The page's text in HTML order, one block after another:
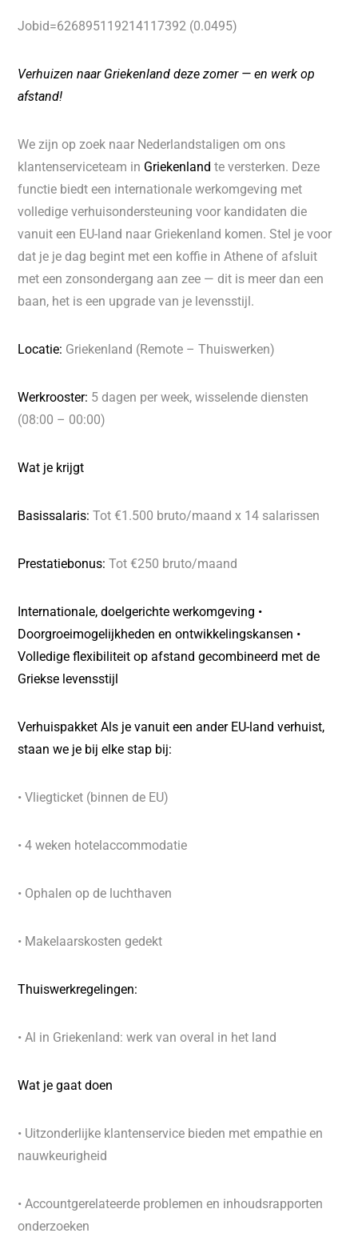
Jobid=626895119214117392 (0.0495)
Verhuizen naar Griekenland deze zomer — en werk op
afstand!
We zijn op zoek naar Nederlandstaligen om ons
klantenserviceteam in Griekenland te versterken. Deze
functie biedt een internationale werkomgeving met
volledige verhuisondersteuning voor kandidaten die
vanuit een EU-land naar Griekenland komen. Stel je voor
dat je je dag begint met een koffie in Athene of afsluit
met een zonsondergang aan zee — dit is meer dan een
baan, het is een upgrade van je levensstijl.
Locatie: Griekenland (Remote – Thuiswerken)
Werkrooster: 5 dagen per week, wisselende diensten
(08:00 – 00:00)
Wat je krijgt
Basissalaris:Tot €1.500 bruto/maand x 14 salarissen
Prestatiebonus:Tot €250 bruto/maand
Internationale, doelgerichte werkomgeving •
Doorgroeimogelijkheden en ontwikkelingskansen •
Volledige flexibiliteit op afstand gecombineerd met de
Griekse levensstijl
Verhuispakket Als je vanuit een ander EU-land verhuist,
staan we je bij elke stap bij:
• Vliegticket (binnen de EU)
• 4 weken hotelaccommodatie
• Ophalen op de luchthaven
• Makelaarskosten gedekt
Thuiswerkregelingen:
• Al in Griekenland: werk van overal in het land
Wat je gaat doen
• Uitzonderlijke klantenservice bieden met empathie en
nauwkeurigheid
• Accountgerelateerde problemen en inhoudsrapporten
onderzoeken